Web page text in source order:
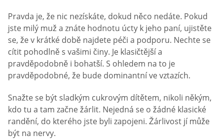
Pravda je, že nic nezískáte, dokud něco nedáte. Pokud
jste milý muž a znáte hodnotu úcty k jeho paní, ujistěte
se, že v krátké době najdete péči a podporu. Nechte se
cítit pohodlně s vašimi činy. Je klasičtější a
pravděpodobně i bohatší. S ohledem na to je
pravděpodobné, že bude dominantní ve vztazích.
Snažte se být sladkým cukrovým dítětem, nikoli někým,
kdo tu a tam začne žárlit. Nejedná se o žádné klasické
randění, do kterého jste byli zapojeni. Žárlivost jí může
být na nervy.